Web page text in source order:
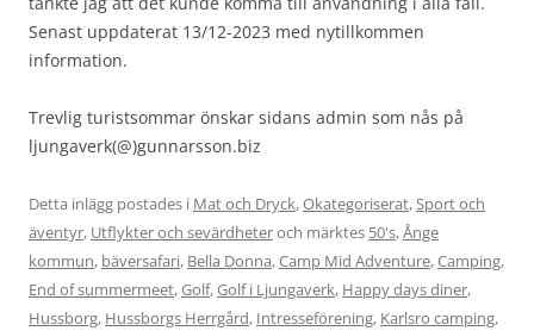
Senast uppdaterat 13/12-2023 med nytillkommen
information.
Trevlig turistsommar önskar sidans admin som nås på
ljungaverk(@)gunnarsson.biz
Detta inlägg postades i Mat och Dryck,Okategoriserat,Sport och
äventyr, Utflykter och sevärdheteroch märktes 50's,Ånge
kommun, bäversafari, Bella Donna,Camp Mid Adventure,Camping,
End of summermeet,Golf,Golf i Ljungaverk, Happy days diner,
Hussborg, Hussborgs Herrgård, Intresseförening, Karlsro camping,